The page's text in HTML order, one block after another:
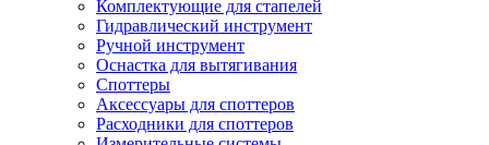
Комплектующие для стапелей
Гидравлический инструмент
Ручной инструмент
Оснастка для вытягивания
Споттеры
Аксессуары для споттеров
Расходники для споттеров